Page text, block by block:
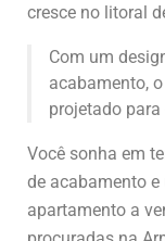
cresce no litoral
Com um
acabamento,
projetado
Você sonha em
de acabamento e
apartamento a